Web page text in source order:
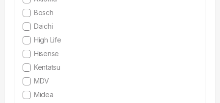
Bosch
Daichi
High Life
Hisense
Kentatsu
MDV
Midea